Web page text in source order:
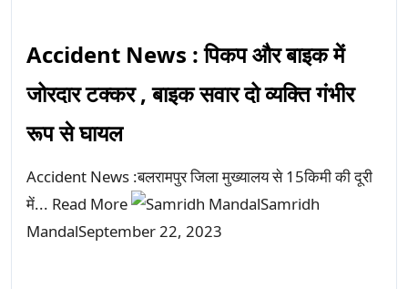
Accident News : पिकप और बाइक में
जोरदार टक्कर , बाइक सवार दो व्यक्ति गंभीर
रूप से घायल
Accident News :बलरामपुर जिला मुख्यालय से 15किमी की दूरी
में... Read More
Samridh
MandalSeptember 22, 2023